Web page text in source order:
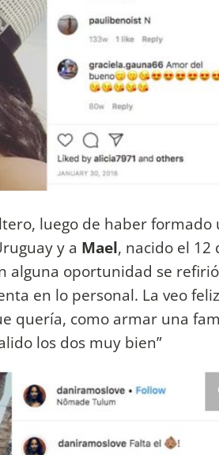
luego de haber formado
y a Mael, nacido el 12
alguna oportunidad se
en lo personal. La veo
quería, como armar una
los dos muy bien”